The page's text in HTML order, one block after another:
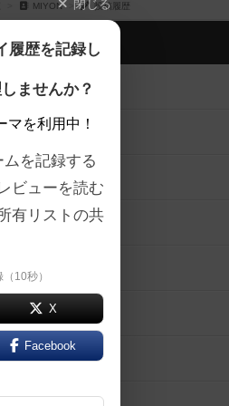
MIYON 投稿履歴
閉じる
履歴を記録し
ませんか？
マを利用中！
を記録する
ビューを読む
有リストの共
10秒）
X
Facebook
ュー